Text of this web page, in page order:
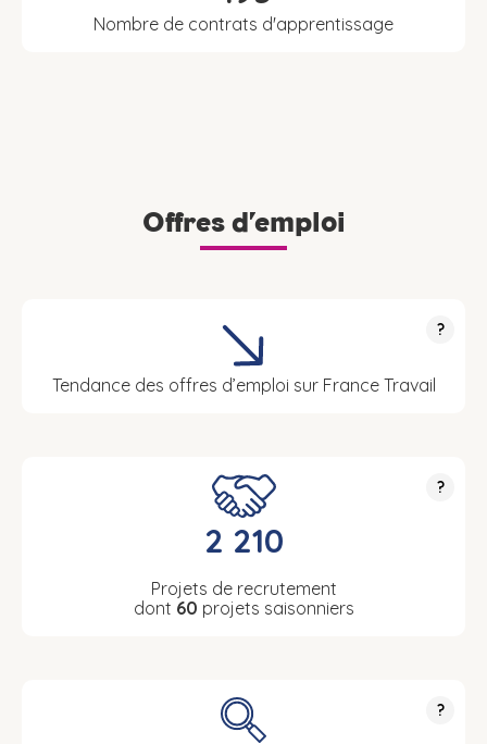
Nombre de contrats d'apprentissage
Offres d’emploi
?
Tendance des offres d’emploi sur France Travail
?
2 210
Projets de recrutement
dont 60 projets saisonniers
?